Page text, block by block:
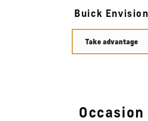
Buick Envision
Take advantage
Occasion